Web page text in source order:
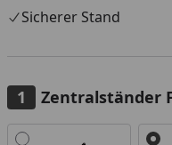
Sicherer Stand
Zentralständer
Alle anzeigen (2)